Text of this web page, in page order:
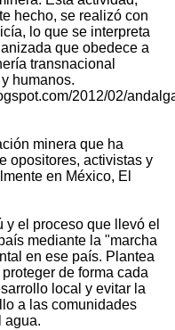
hecho, se realizó con
lo que se interpreta
que obedece a
transnacional
humanos.
2012/02/
minera que ha
opositores, activistas y
en México, El
y el proceso que llevó el
mediante la "marcha
en ese país. Plantea
de forma cada
local y evitar la
a las comunidades
agua.